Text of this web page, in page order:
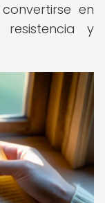
en
y